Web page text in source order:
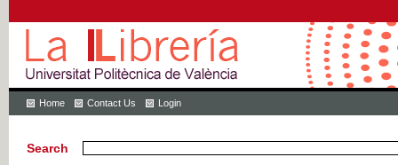
Home Contact Us Login
Search